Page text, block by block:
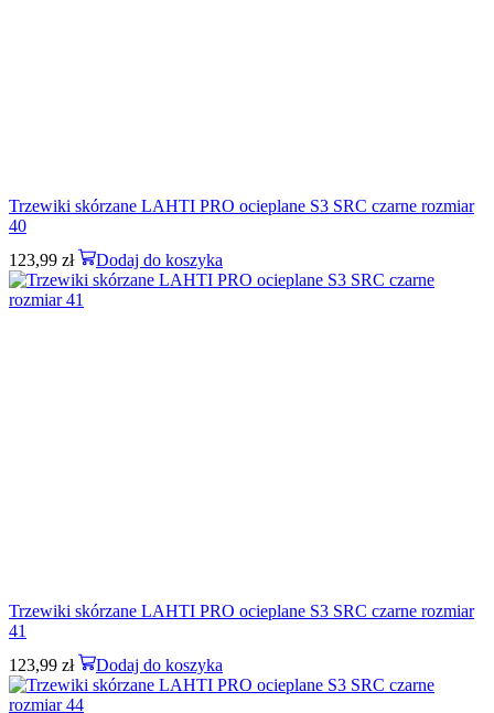
Trzewiki skórzane LAHTI PRO ocieplane S3 SRC czarne rozmiar
40
123,99 zł Dodaj do koszyka
Trzewiki skórzane LAHTI PRO ocieplane S3 SRC czarne rozmiar
41
123,99 zł Dodaj do koszyka